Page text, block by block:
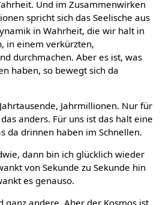
Und im Zusammenwirken
spricht sich das Seelische aus
in Wahrheit, die wir halt in
in einem verkürzten,
durchmachen. Aber es ist, was
haben, so bewegt sich da
Jahrmillionen. Nur für
anders. Für uns ist das halt eine
da drinnen haben im Schnellen.
dann bin ich glücklich wieder
von Sekunde zu Sekunde hin
es genauso.